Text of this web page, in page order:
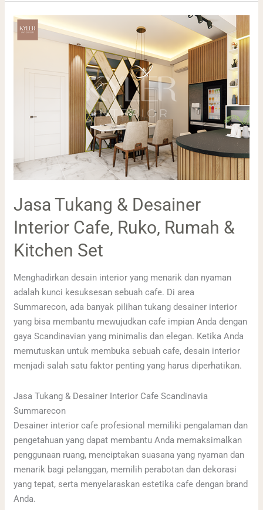
Jasa Tukang & Desainer
Interior Cafe, Ruko, Rumah &
Kitchen Set
Menghadirkan desain interior yang menarik dan nyaman
adalah kunci kesuksesan sebuah cafe. Di area
Summarecon, ada banyak pilihan tukang desainer interior
yang bisa membantu mewujudkan cafe impian Anda dengan
gaya Scandinavian yang minimalis dan elegan. Ketika Anda
memutuskan untuk membuka sebuah cafe, desain interior
menjadi salah satu faktor penting yang harus diperhatikan.
Jasa Tukang & Desainer Interior Cafe Scandinavia
Summarecon
Desainer interior cafe profesional memiliki pengalaman dan
pengetahuan yang dapat membantu Anda memaksimalkan
penggunaan ruang, menciptakan suasana yang nyaman dan
menarik bagi pelanggan, memilih perabotan dan dekorasi
yang tepat, serta menyelaraskan estetika cafe dengan brand
Anda.
Jasa
Tukang
Set